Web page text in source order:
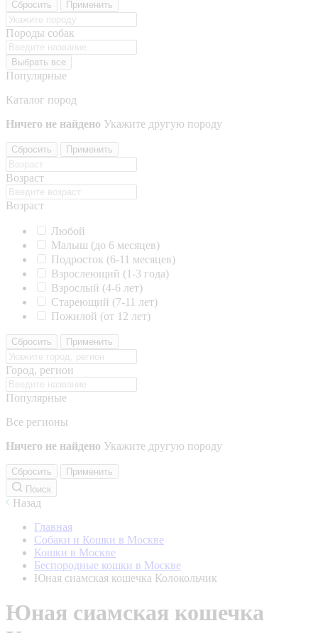
Сбросить Применить
Породы собак
Выбрать все
Популярные
Каталог пород
Ничего не найдено Укажите другую породу
Сбросить Применить
Возраст
Возраст
Любой
Малыш (до 6 месяцев)
Подросток (6-11 месяцев)
Взрослеющий (1-3 года)
Взрослый (4-6 лет)
Стареющий (7-11 лет)
Пожилой (от 12 лет)
Сбросить Применить
Город, регион
Популярные
Все регионы
Ничего не найдено Укажите другую породу
Сбросить
Применить
Поиск
Назад
Главная
Собаки и Кошки в Москве
Кошки в Москве
Беспородные кошки в Москве
Юная сиамская кошечка Колокольчик
Юная сиамская кошечка